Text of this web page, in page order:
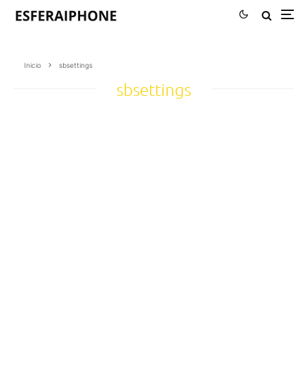
Inicio sbsettings
sbsettings